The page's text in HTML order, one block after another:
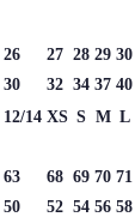
26 27 28 29 30
30 32 34 37 40
12/14 XS S M L
63 68 69 70 71
50 52 54 56 58